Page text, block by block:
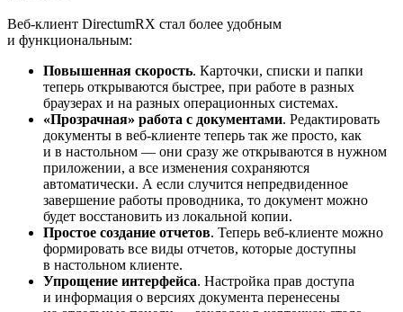
Веб-клиент DirectumRX стал более удобным
и функциональным:
Повышенная скорость. Карточки, списки и папки
теперь открываются быстрее, при работе в разных
браузерах и на разных операционных системах.
«Прозрачная» работа с документами. Редактировать
документы в веб-клиенте теперь так же просто, как
и в настольном — они сразу же открываются в нужном
приложении, а все изменения сохраняются
автоматически. А если случится непредвиденное
завершение работы проводника, то документ можно
будет восстановить из локальной копии.
Простое создание отчетов. Теперь веб-клиенте можно
формировать все виды отчетов, которые доступны
в настольном клиенте.
Упрощение интерфейса. Настройка прав доступа
и информация о версиях документа перенесены